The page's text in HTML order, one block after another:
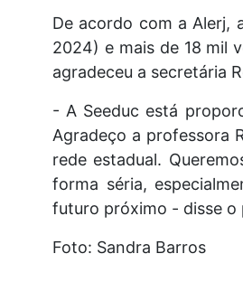
De acordo com a Alerj,
2024) e mais de 18 mil
agradeceu a secretária
- A Seeduc está
Agradeço a professora
rede estadual.
forma séria,
futuro próximo - disse o
Foto: Sandra Barros